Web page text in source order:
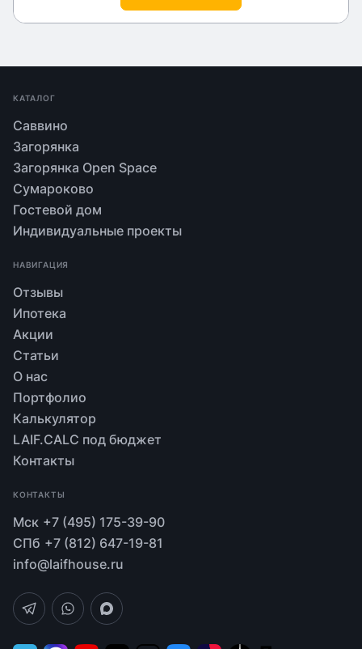
КАТАЛОГ
Саввино
Загорянка
Загорянка Open Space
Сумароково
Гостевой дом
Индивидуальные проекты
НАВИГАЦИЯ
Отзывы
Ипотека
Акции
Статьи
О нас
Портфолио
Калькулятор
LAIF.CALC под бюджет
Контакты
КОНТАКТЫ
Мск +7 (495) 175-39-90
СПб +7 (812) 647-19-81
info@laifhouse.ru